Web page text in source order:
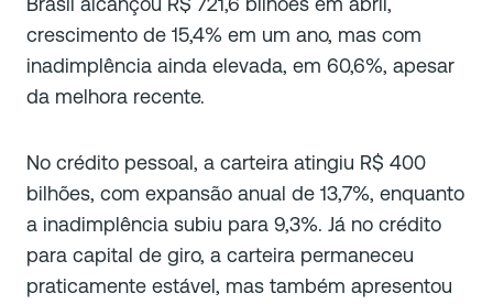
crescimento de 15,4% em um ano, mas com
inadimplência ainda elevada, em 60,6%, apesar
da melhora recente.
No crédito pessoal, a carteira atingiu R$ 400
bilhões, com expansão anual de 13,7%, enquanto
a inadimplência subiu para 9,3%. Já no crédito
para capital de giro, a carteira permaneceu
praticamente estável, mas também apresentou